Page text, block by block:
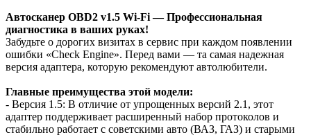
Автосканер OBD2 v1.5 Wi-Fi — Профессиональная
диагностика в ваших руках!
Забудьте о дорогих визитах в сервис при каждом появлении
ошибки «Check Engine». Перед вами — та самая надежная
версия адаптера, которую рекомендуют автолюбители.
Главные преимущества этой модели:
- Версия 1.5: В отличие от упрощенных версий 2.1, этот
адаптер поддерживает расширенный набор протоколов и
стабильно работает с советскими авто (ВАЗ, ГАЗ) и старыми